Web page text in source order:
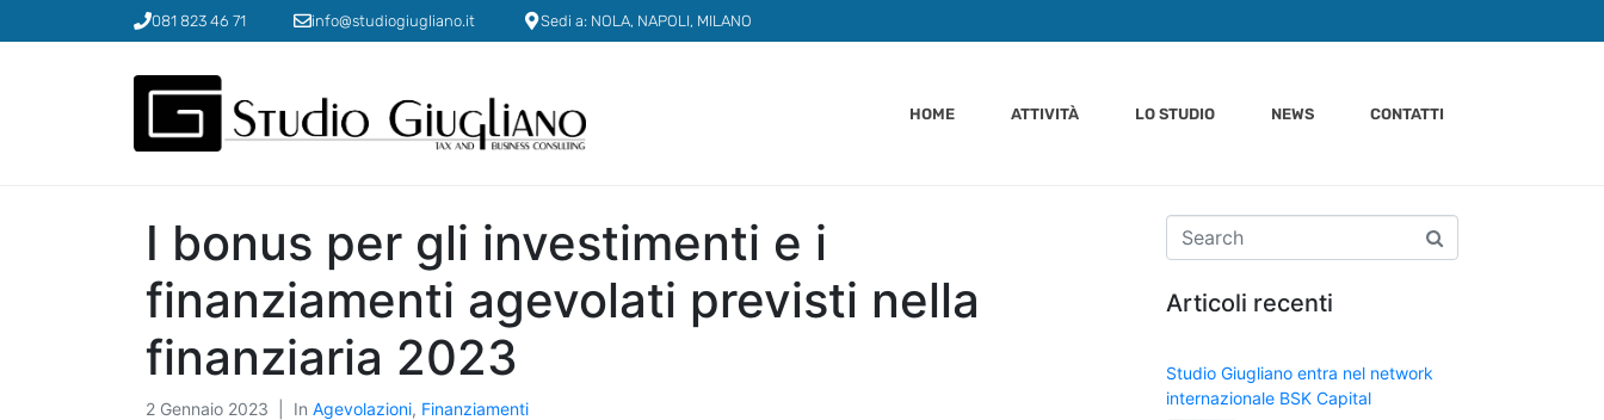
081 823 46 71 info@studiogiugliano.it Sedi a: NOLA, NAPOLI, MILANO
HOME ATTIVITÀ LO STUDIO NEWS CONTATTI
I bonus per gli investimenti e i
finanziamenti agevolati previsti nella
finanziaria 2023
2 Gennaio 2023 In Agevolazioni, Finanziamenti
Articoli recenti
Studio Giugliano entra nel network
internazionale BSK Capital